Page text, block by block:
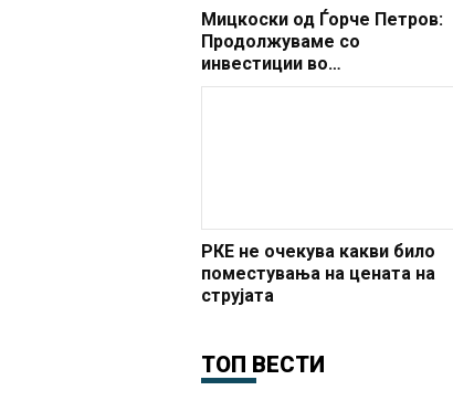
Мицкоски од Ѓорче Петров:
Продолжуваме со
инвестиции во
образованието, започна
РКЕ не очекува какви било
поместувања на цената на
струјата
ТОП ВЕСТИ